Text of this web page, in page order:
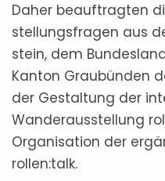
Daher beauftragten
stellungs­fragen aus
stein, dem
Kanton Graubünden
der Gestaltung der
Wanderausstellung
Organisation der
rollen:talk.